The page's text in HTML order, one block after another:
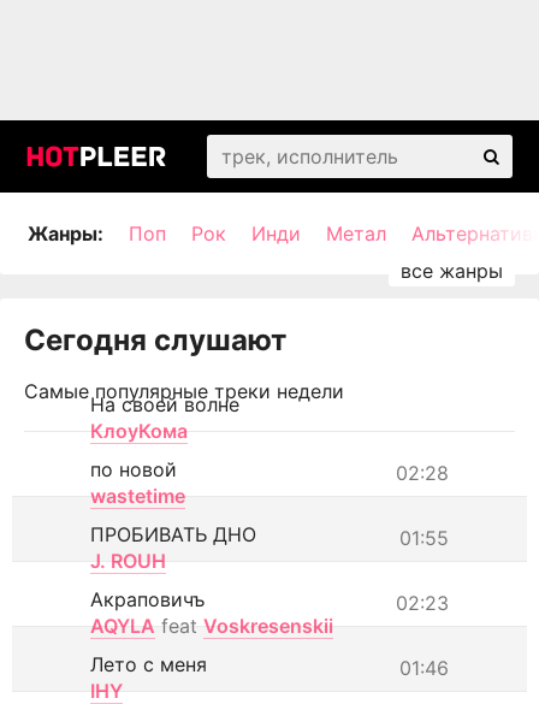
Жанры: Поп Рок Инди Метал
Сегодня слушают
Самые популярные треки недели
На своей волне
КлоуКома
02:28
по новой
wastetime
01:55
ПРОБИВАТЬ ДНО
J. ROUH
02:23
Акраповичъ
AQYLA feat Voskresenskii
01:46
Лето с меня
IHY